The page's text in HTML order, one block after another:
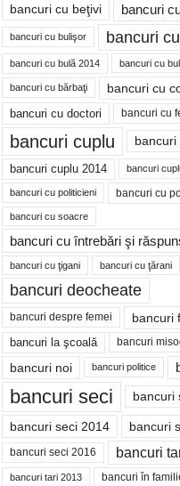
bancuri cu beţivi bancuri
bancuri cu bulişor bancuri
bancuri cu bulă 2014 bancuri cu
bancuri cu bărbaţi bancuri cu
bancuri cu doctori bancuri cu
bancuri cuplu bancuri
bancuri cuplu 2014 bancuri
bancuri cu politicieni bancuri cu
bancuri cu soacre
bancuri cu întrebări şi
bancuri cu ţigani bancuri cu ţărani
bancuri deocheate
bancuri despre femei bancuri
bancuri la şcoală bancuri
bancuri noi bancuri politice
bancuri seci bancuri
bancuri seci 2014 bancuri
bancuri seci 2016 bancuri
bancuri tari 2013 bancuri în